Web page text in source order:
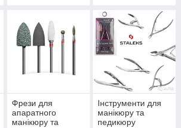
Фрези для
апаратного
манікюру та
Інструменти для
манікюру та
педикюру